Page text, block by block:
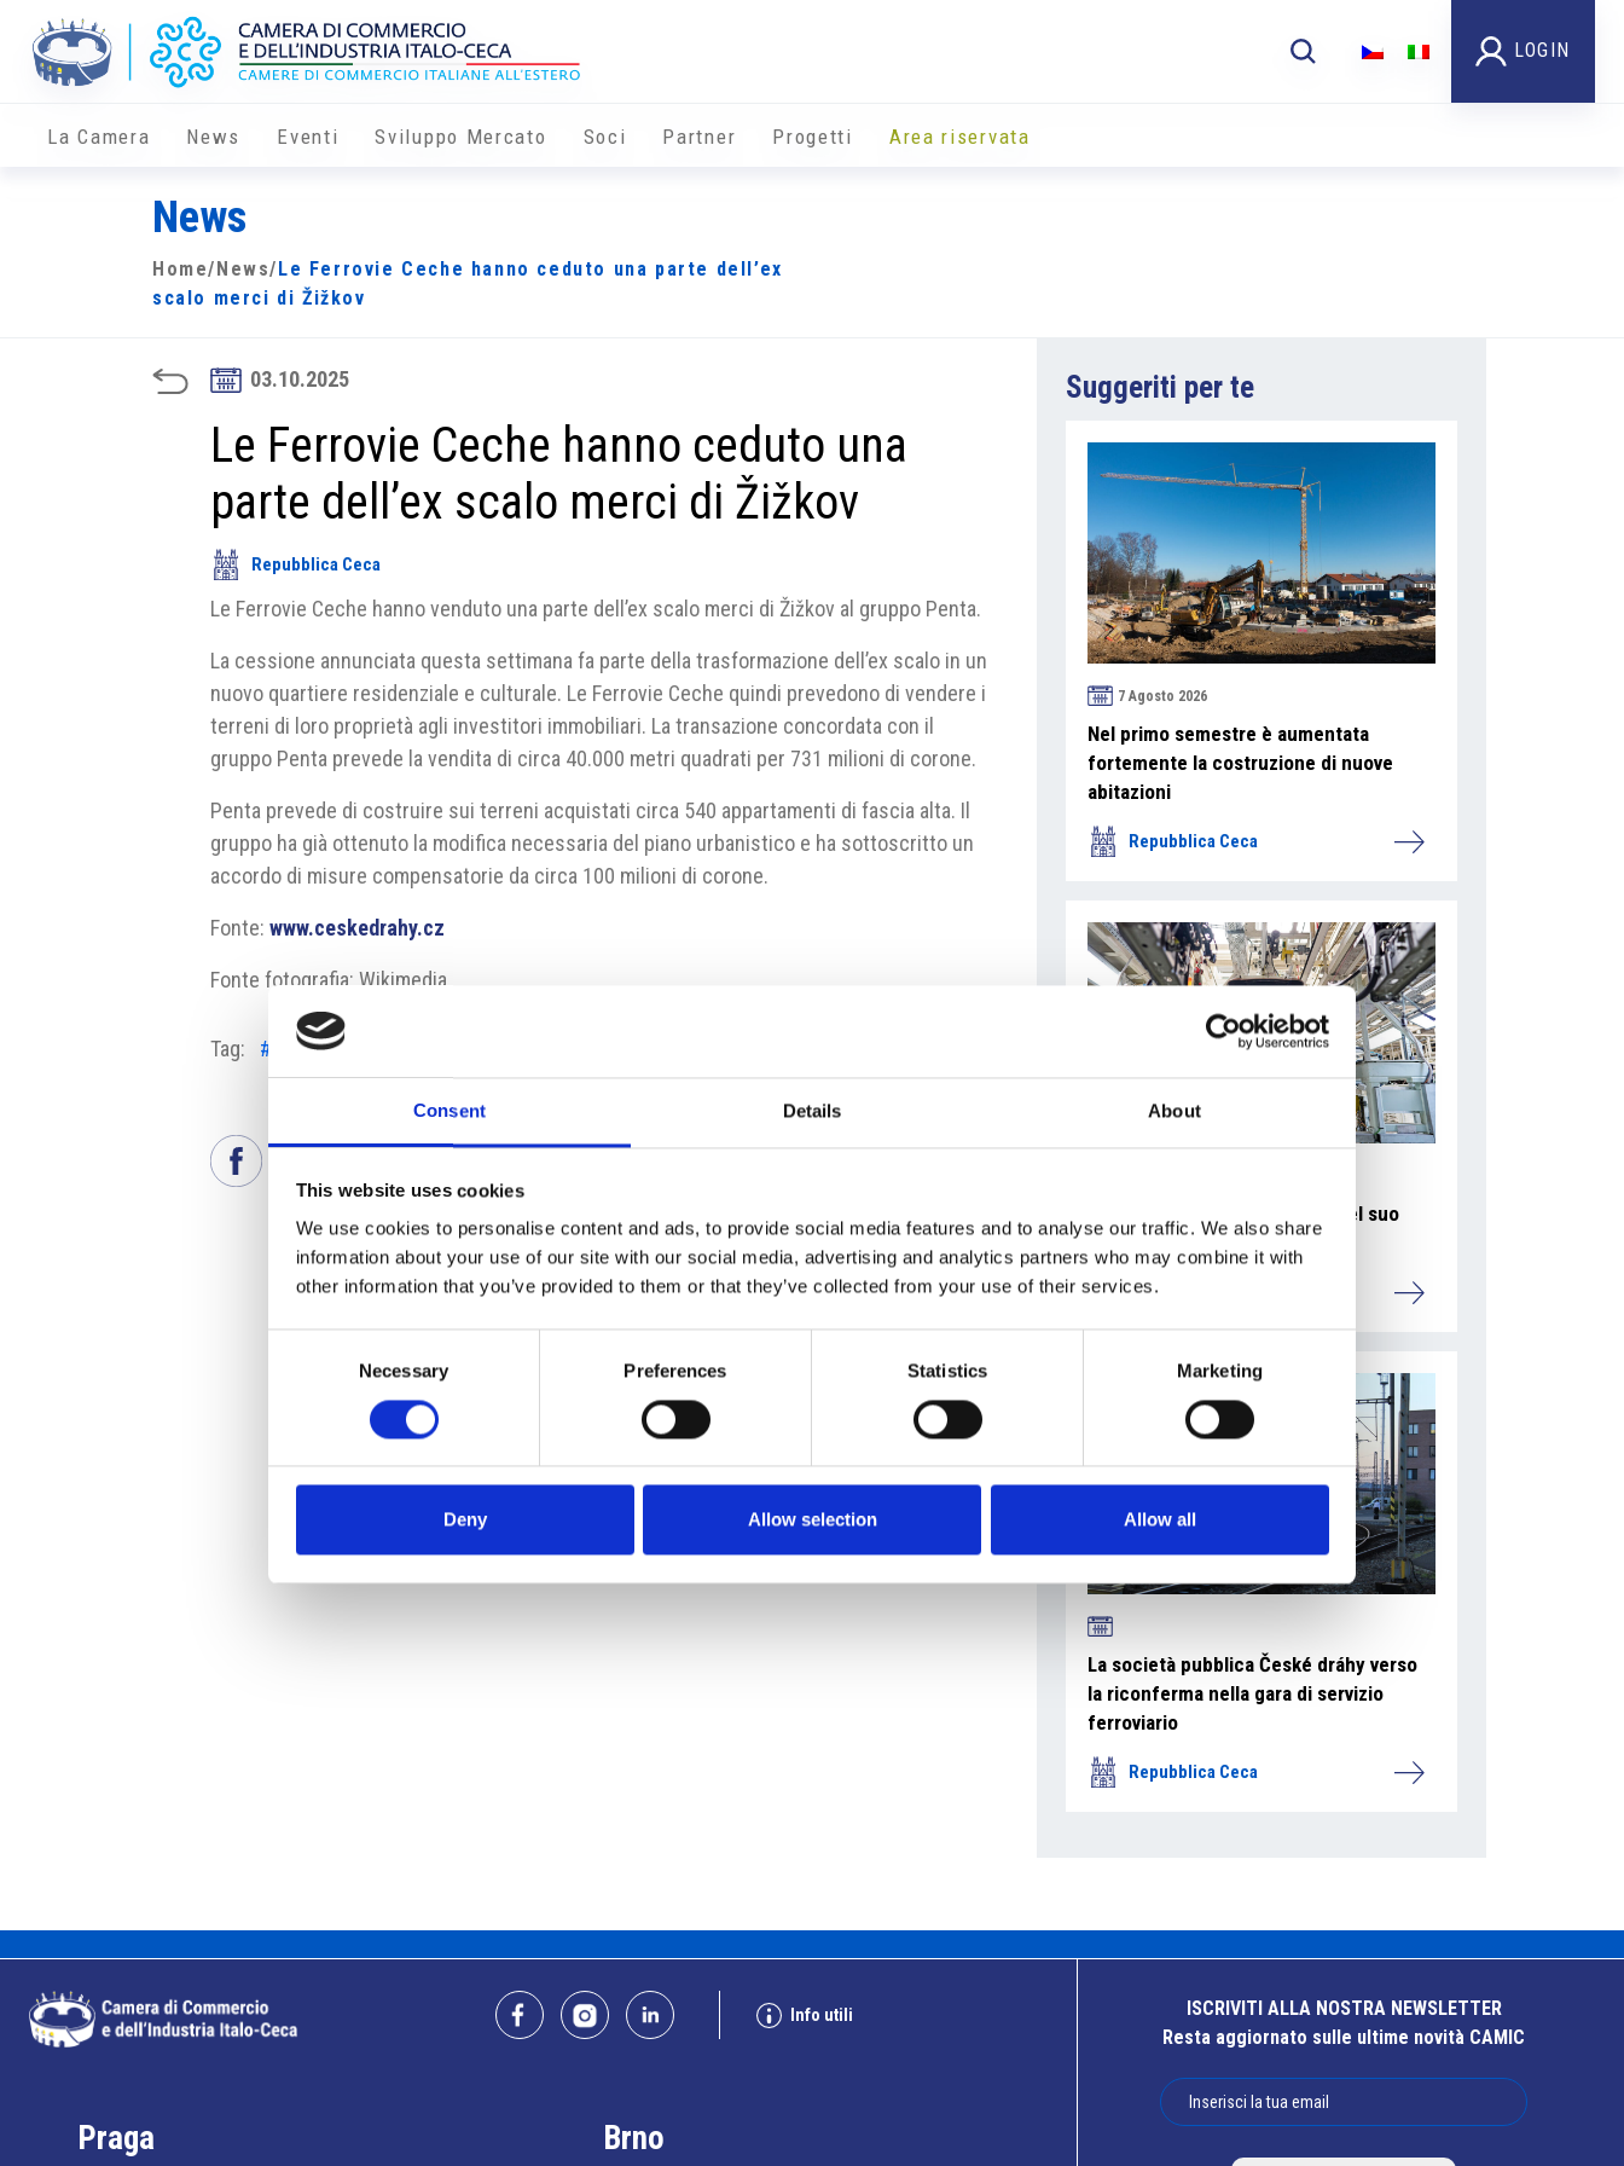
Consent Details About
This website uses cookies
We use cookies to personalise content and ads, to provide social media features and to analyse our traffic. We also share
information about your use of our site with our social media, advertising and analytics partners who may combine it with
other information that you’ve provided to them or that they’ve collected from your use of their services.
Necessary Preferences Statistics Marketing
Deny Allow selection Allow all
LOGIN
La Camera News Eventi Sviluppo Mercato Soci Partner Progetti Area riservata
News
Home/ News/ Le Ferrovie Ceche hanno ceduto una parte dell’ex
scalo merci di Žižkov
03.10.2025
Le Ferrovie Ceche hanno ceduto una
parte dell’ex scalo merci di Žižkov
Repubblica Ceca
Le Ferrovie Ceche hanno venduto una parte dell’ex scalo merci di Žižkov al gruppo Penta.
La cessione annunciata questa settimana fa parte della trasformazione dell’ex scalo in un
nuovo quartiere residenziale e culturale. Le Ferrovie Ceche quindi prevedono di vendere i
terreni di loro proprietà agli investitori immobiliari. La transazione concordata con il
gruppo Penta prevede la vendita di circa 40.000 metri quadrati per 731 milioni di corone.
Penta prevede di costruire sui terreni acquistati circa 540 appartamenti di fascia alta. Il
gruppo ha già ottenuto la modifica necessaria del piano urbanistico e ha sottoscritto un
accordo di misure compensatorie da circa 100 milioni di corone.
Fonte:www.ceskedrahy.cz
Fonte fotografia: Wikimedia
Tag: #Ferrovie Ceche
Suggeriti per te
7 Agosto 2026
Nel primo semestre è aumentata
fortemente la costruzione di nuove
abitazioni
Repubblica Ceca
La Škoda avvia la produzione del suo
SUV Peaq
Repubblica Ceca
La società pubblica České dráhy verso
la riconferma nella gara di servizio
ferroviario
Repubblica Ceca
Info utili
Praga Brno
ISCRIVITI ALLA NOSTRA NEWSLETTER
Resta aggiornato sulle ultime novità CAMIC